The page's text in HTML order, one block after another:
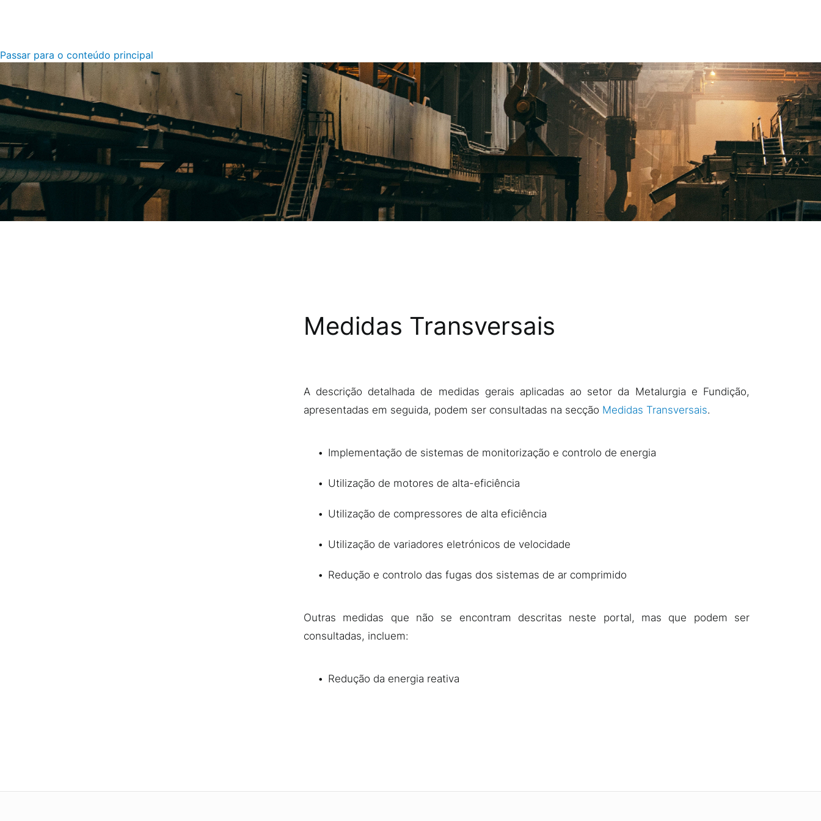
Passar para o conteúdo principal
Medidas Transversais
Descrição
A descrição detalhada de medidas gerais aplicadas ao setor da Metalurgia e Fundição,
apresentadas em seguida, podem ser consultadas na secção Medidas Transversais.
Implementação de sistemas de monitorização e controlo de energia
Utilização de motores de alta-eficiência
Utilização de compressores de alta eficiência
Utilização de variadores eletrónicos de velocidade
Redução e controlo das fugas dos sistemas de ar comprimido
Outras medidas que não se encontram descritas neste portal, mas que podem ser
consultadas, incluem:
Redução da energia reativa